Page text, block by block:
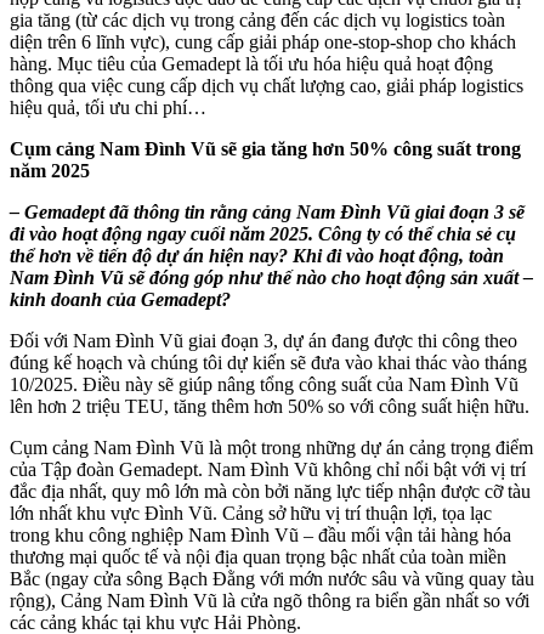
gia tăng (từ các dịch vụ trong cảng đến các dịch vụ logistics toàn
diện trên 6 lĩnh vực), cung cấp giải pháp one-stop-shop cho khách
hàng. Mục tiêu của Gemadept là tối ưu hóa hiệu quả hoạt động
thông qua việc cung cấp dịch vụ chất lượng cao, giải pháp logistics
hiệu quả, tối ưu chi phí…
Cụm cảng Nam Đình Vũ sẽ gia tăng hơn 50% công suất trong
năm 2025
– Gemadept đã thông tin rằng cảng Nam Đình Vũ giai đoạn 3 sẽ
đi vào hoạt động ngay cuối năm 2025. Công ty có thể chia sẻ cụ
thể hơn về tiến độ dự án hiện nay? Khi đi vào hoạt động, toàn
Nam Đình Vũ sẽ đóng góp như thế nào cho hoạt động sản xuất –
kinh doanh của Gemadept?
Đối với Nam Đình Vũ giai đoạn 3, dự án đang được thi công theo
đúng kế hoạch và chúng tôi dự kiến sẽ đưa vào khai thác vào tháng
10/2025. Điều này sẽ giúp nâng tổng công suất của Nam Đình Vũ
lên hơn 2 triệu TEU, tăng thêm hơn 50% so với công suất hiện hữu.
Cụm cảng Nam Đình Vũ là một trong những dự án cảng trọng điểm
của Tập đoàn Gemadept. Nam Đình Vũ không chỉ nổi bật với vị trí
đắc địa nhất, quy mô lớn mà còn bởi năng lực tiếp nhận được cỡ tàu
lớn nhất khu vực Đình Vũ. Cảng sở hữu vị trí thuận lợi, tọa lạc
trong khu công nghiệp Nam Đình Vũ – đầu mối vận tải hàng hóa
thương mại quốc tế và nội địa quan trọng bậc nhất của toàn miền
Bắc (ngay cửa sông Bạch Đằng với mớn nước sâu và vũng quay tàu
rộng), Cảng Nam Đình Vũ là cửa ngõ thông ra biển gần nhất so với
các cảng khác tại khu vực Hải Phòng.